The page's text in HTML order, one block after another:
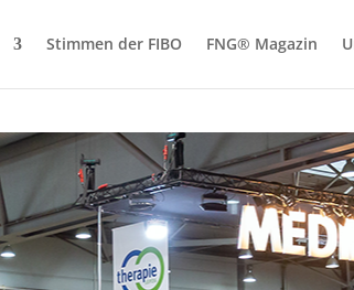
Stimmen der FIBO FNG® Magazin